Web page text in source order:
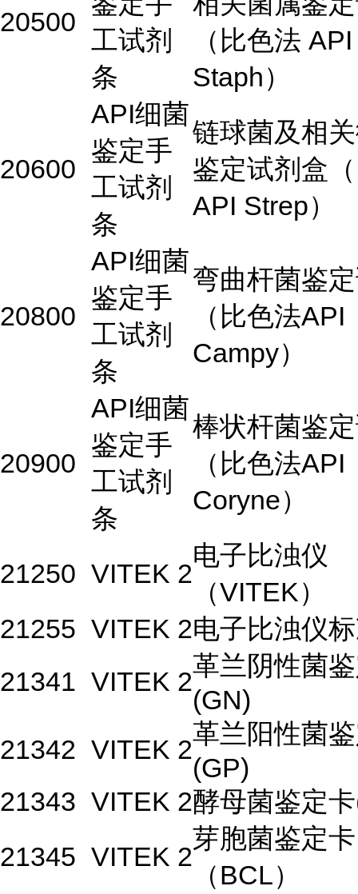
20500
工试剂
条
（比色法 API
Staph）
20600
API细菌
鉴定手
工试剂
条
链球菌及相
鉴定试剂盒
API Strep）
20800
API细菌
鉴定手
工试剂
条
弯曲杆菌鉴
（比色法API
Campy）
20900
API细菌
鉴定手
工试剂
条
棒状杆菌鉴
（比色法API
Coryne）
21250 VITEK 2
电子比浊仪
（VITEK）
21255 VITEK 2电子比浊仪
21341 VITEK 2
革兰阴性菌
(GN)
21342 VITEK 2
革兰阳性菌
(GP)
21343 VITEK 2酵母菌鉴定
21345 VITEK 2
芽胞菌鉴定卡
（BCL）